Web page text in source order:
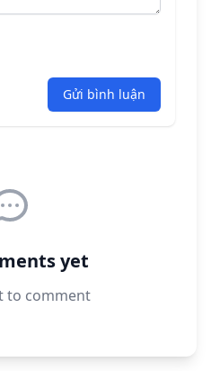
Gửi bình luận
yet
to comment